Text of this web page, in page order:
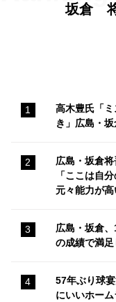
坂倉
高木豊氏「
き」広島・
広島・坂倉
「ここは自
元々能力が高
広島・坂倉
の成績で満足
57年ぶり球
にいいホー